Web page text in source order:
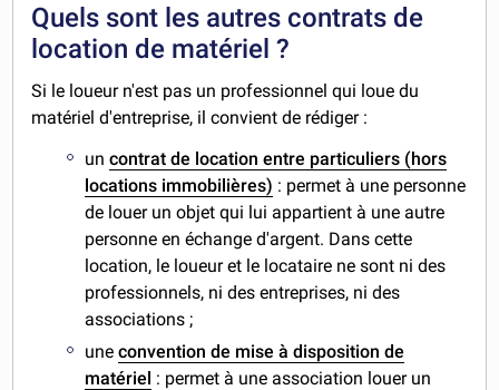
Quels sont les autres contrats de
location de matériel ?
Si le loueur n'est pas un professionnel qui loue du
matériel d'entreprise, il convient de rédiger :
un contrat de location entre particuliers (hors
locations immobilières) : permet à une personne
de louer un objet qui lui appartient à une autre
personne en échange d'argent. Dans cette
location, le loueur et le locataire ne sont ni des
professionnels, ni des entreprises, ni des
associations ;
uneconvention de mise à disposition de
matériel : permet à une association louer un